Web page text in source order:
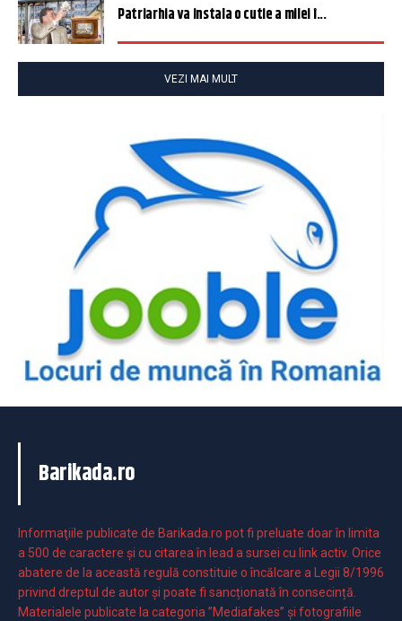
Patriarhia va instala o cutie a milei î...
VEZI MAI MULT
Barikada.ro
Informaţiile publicate de Barikada.ro pot fi preluate doar în limita
a 500 de caractere şi cu citarea în lead a sursei cu link activ. Orice
abatere de la această regulă constituie o încălcare a Legii 8/1996
privind dreptul de autor și poate fi sancționată în consecință.
Materialele publicate la categoria ”Mediafakes” și fotografiile